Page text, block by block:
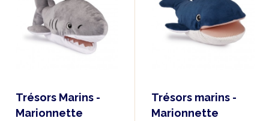
Trésors Marins -
Marionnette
Trésors marins -
Marionnette